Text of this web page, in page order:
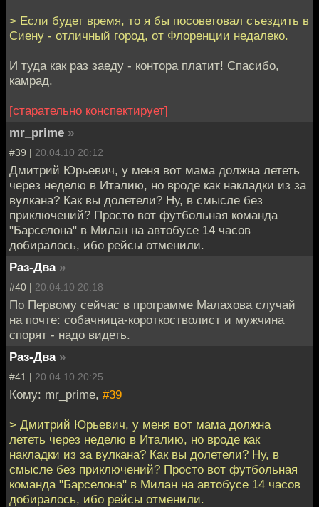
> Если будет время, то я бы посоветовал съездить в
Сиену - отличный город, от Флоренции недалеко.
И туда как раз заеду - контора платит! Спасибо,
камрад.
[старательно конспектирует]
mr_prime »
#39 | 20.04.10 20:12
Дмитрий Юрьевич, у меня вот мама должна лететь
через неделю в Италию, но вроде как накладки из за
вулкана? Как вы долетели? Ну, в смысле без
приключений? Просто вот футбольная команда
"Барселона" в Милан на автобусе 14 часов
добиралось, ибо рейсы отменили.
Раз-Два »
#40 | 20.04.10 20:18
По Первому сейчас в программе Малахова случай
на почте: собачница-короткостволист и мужчина
спорят - надо видеть.
Раз-Два »
#41 | 20.04.10 20:25
Кому: mr_prime, #39
> Дмитрий Юрьевич, у меня вот мама должна
лететь через неделю в Италию, но вроде как
накладки из за вулкана? Как вы долетели? Ну, в
смысле без приключений? Просто вот футбольная
команда "Барселона" в Милан на автобусе 14 часов
добиралось, ибо рейсы отменили.